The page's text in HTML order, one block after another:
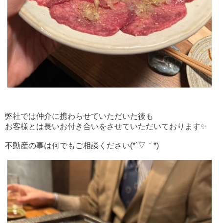
弊社では仲介に携わらせていただいた後も
お客様とは長いお付き合いをさせていただいております✨
不動産の事は何でもご相談ください(*´▽｀*)